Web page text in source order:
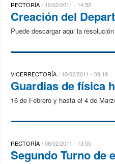
RECTORÍA 10/02/2011 - 14:52
Creación del
Puede descargar aqui la
VICERRECTORÍA 10/02/2011 - 09:19
Guardias de física
16 de Febrero y hasta el 4 de
RECTORÍA 08/02/2011 - 13:55
Segundo Turno de